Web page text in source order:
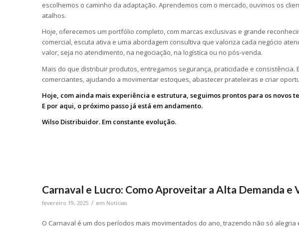
escolhemos o caminho da adaptação. Aprendemos com o mercado, ouvimos os
atalhos.
Hoje, oferecemos um portfólio completo, com marcas exclusivas e grande
comercial, escuta ativa e uma abordagem consultiva que valoriza cada negócio
valor, seja no atendimento, na negociação, na logística ou no pós-venda.
Mais do que distribuir produtos, entregamos segurança, praticidade e
comerciantes, ajudando a movimentar estoques, abastecer prateleiras e criar
Hoje, com ainda mais experiência e estrutura, seguimos prontos para os novos
E por aqui, o próximo passo já está em andamento.
Wilso Distribuidor. Em constante evolução.
Carnaval e Lucro: Como Aproveitar a Alta Demanda e
fevereiro 19, 2025 / em Notícias
O Carnaval é um dos períodos mais movimentados do ano, trazendo não só